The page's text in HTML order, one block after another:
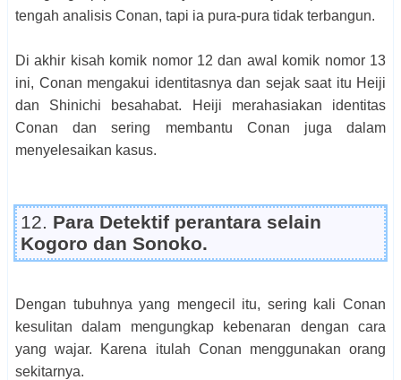
tengah analisis Conan, tapi ia pura-pura tidak terbangun.
Di akhir kisah komik nomor 12 dan awal komik nomor 13
ini, Conan mengakui identitasnya dan sejak saat itu Heiji
dan Shinichi besahabat. Heiji merahasiakan identitas
Conan dan sering membantu Conan juga dalam
menyelesaikan kasus.
12. Para Detektif perantara selain
Kogoro dan Sonoko.
Dengan tubuhnya yang mengecil itu, sering kali Conan
kesulitan dalam mengungkap kebenaran dengan cara
yang wajar. Karena itulah Conan menggunakan orang
sekitarnya.